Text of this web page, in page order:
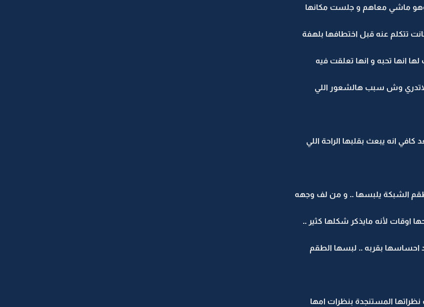
ماشي معاهم و جلست مكانها
تتكلم عنه قبل اختطافها بلهفة
انها تحبه و انها تعلقت فيه
لاتدري وش سبب هالشعور اللي
انه يبعث بقلبها الراحة اللي
الشبكة يلبسها .. و من لف وجهه
اوقات لأنه مايذكر شكلها كثير ..
احساسها بقربه .. لبسها الطقم
المستنجدة بنظرات امها